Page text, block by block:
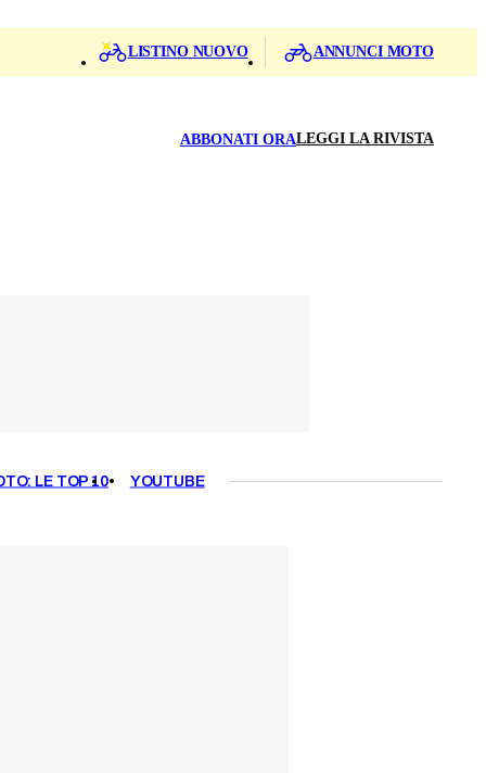
LISTINO NUOVO ANNUNCI MOTO
ABBONATI ORALEGGI LA RIVISTA
LE TOP 10 YOUTUBE